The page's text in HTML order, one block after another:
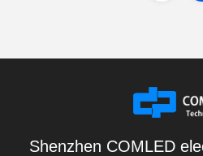
Shenzhen COMLED